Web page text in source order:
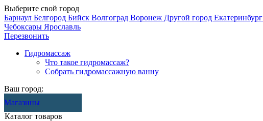
Выберите свой город
Барнаул Белгород Бийск Волгоград Воронеж Другой город Екатеринбург
Чебоксары Ярославль
Перезвонить
Гидромассаж
Что такое гидромассаж?
Собрать гидромассажную ванну
Ваш город:
Магазины
Каталог товаров